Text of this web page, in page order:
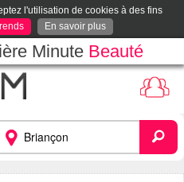
l'utilisation de cookies à des fins
En savoir plus
Minute Beauté